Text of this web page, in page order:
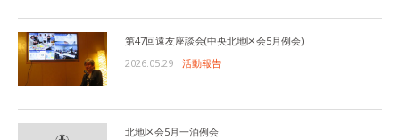
第47回遠友座談会(中央北地区会5月例会)
2026.05.29
活動報告
北地区会5月一泊例会